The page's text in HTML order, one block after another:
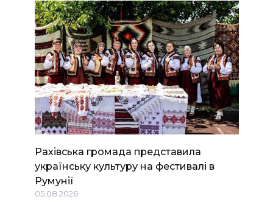
Рахівська громада представила
українську культуру на фестивалі в
Румунії
05.08.2026